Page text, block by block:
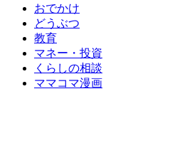
おでかけ
どうぶつ
教育
マネー・投資
くらしの相談
ママコマ漫画